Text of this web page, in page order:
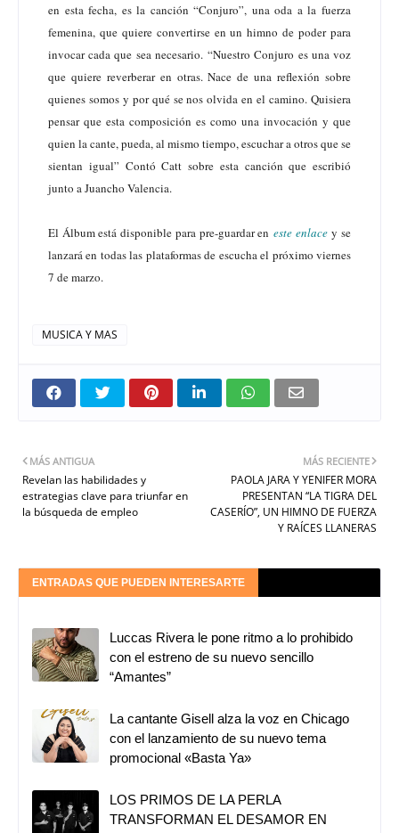
en esta fecha, es la canción “Conjuro”, una oda a la fuerza
femenina, que quiere convertirse en un himno de poder para
invocar cada que sea necesario. “Nuestro Conjuro es una voz
que quiere reverberar en otras. Nace de una reflexión sobre
quienes somos y por qué se nos olvida en el camino. Quisiera
pensar que esta composición es como una invocación y que
quien la cante, pueda, al mismo tiempo, escuchar a otros que se
sientan igual” Contó Catt sobre esta canción que escribió
junto a Juancho Valencia.
El Álbum está disponible para pre-guardar en este enlacey se
lanzará en todas las plataformas de escucha el próximo viernes
7 de marzo.
MUSICA Y MAS
MÁS RECIENTE
PAOLA JARA Y YENIFER MORA
PRESENTAN “LA TIGRA DEL
CASERÍO”, UN HIMNO DE FUERZA
Y RAÍCES LLANERAS
MÁS ANTIGUA
Revelan las habilidades y
estrategias clave para triunfar en
la búsqueda de empleo
ENTRADAS QUE PUEDEN INTERESARTE
Luccas Rivera le pone ritmo a lo prohibido
con el estreno de su nuevo sencillo
“Amantes”
La cantante Gisell alza la voz en Chicago
con el lanzamiento de su nuevo tema
promocional «Basta Ya»
LOS PRIMOS DE LA PERLA
TRANSFORMAN EL DESAMOR EN